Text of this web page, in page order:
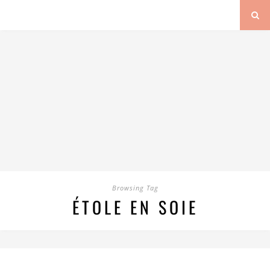
Browsing Tag
ÉTOLE EN SOIE